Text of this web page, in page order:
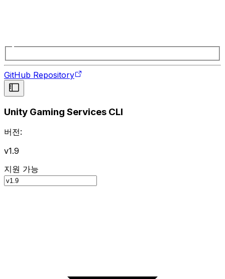
GitHub Repository
Unity Gaming Services CLI
버전:
v1.9
지원 가능